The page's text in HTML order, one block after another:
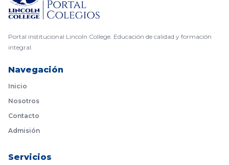
Portal institucional Lincoln College. Educación de calidad y formación
integral.
Navegación
Inicio
Nosotros
Contacto
Admisión
Servicios